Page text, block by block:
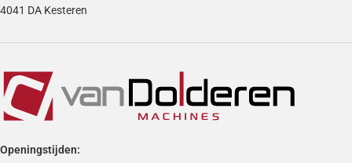
4041 DA Kesteren
Openingstijden: